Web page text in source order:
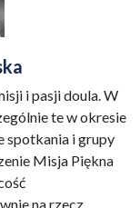
i pasji doula. W
te w okresie
spotkania i grupy
Misja Piękna
na rzecz